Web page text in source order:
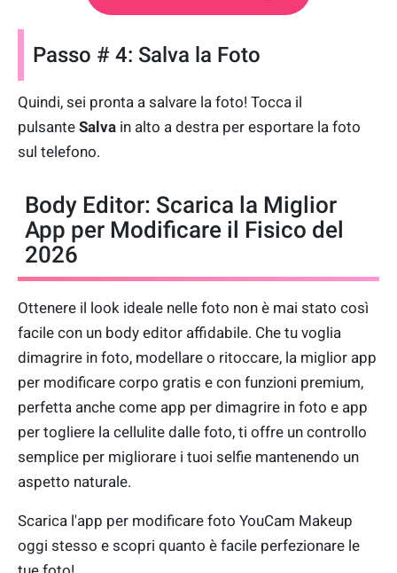
Passo # 4: Salva la Foto
Quindi, sei pronta a salvare la foto! Tocca il
pulsante Salva in alto a destra per esportare la foto
sul telefono.
Body Editor: Scarica la Miglior
App per Modificare il Fisico del
2026
Ottenere il look ideale nelle foto non è mai stato così
facile con un body editor affidabile. Che tu voglia
dimagrire in foto, modellare o ritoccare, la miglior app
per modificare corpo gratis e con funzioni premium,
perfetta anche come app per dimagrire in foto e app
per togliere la cellulite dalle foto, ti offre un controllo
semplice per migliorare i tuoi selfie mantenendo un
aspetto naturale.
Scarica l'app per modificare foto YouCam Makeup
oggi stesso e scopri quanto è facile perfezionare le